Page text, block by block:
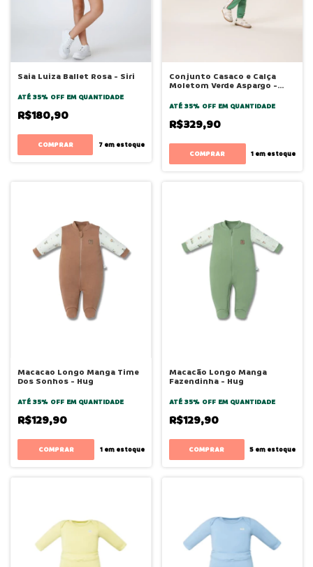
Saia Luiza Ballet Rosa - Siri
ATÉ 35% OFF EM QUANTIDADE
R$180,90
COMPRAR 7em estoque
Conjunto Casaco e Calça
Moletom Verde Aspargo -
ATÉ 35% OFF EM QUANTIDADE
R$329,90
COMPRAR 1 em estoque
Macacao Longo Manga Time
Dos Sonhos - Hug
ATÉ 35% OFF EM QUANTIDADE
R$129,90
COMPRAR 1em estoque
Macacão Longo Manga
Fazendinha - Hug
ATÉ 35% OFF EM QUANTIDADE
R$129,90
COMPRAR 5 em estoque